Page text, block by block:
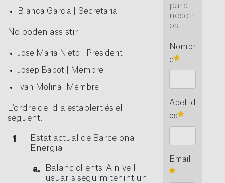
Blanca Garcia | Secretaria
No poden assistir:
Jose Maria Nieto | President
Josep Babot | Membre
Ivan Molina| Membre
L’ordre del dia establert és el
següent:
Estat actual de Barcelona
Energia
Balanç clients: A nivell
usuaris seguim tenint un
para
nosotr
os.
Nombr
e
Requerido
Apellid
os
Requerido
Email
Requerido